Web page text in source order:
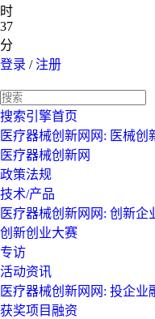
时
37
分
登录 /注册
搜索引擎首页
医疗器械创新网网: 医械创
医疗器械创新网
政策法规
技术/产品
医疗器械创新网网: 创新企
创新创业大赛
专访
活动资讯
医疗器械创新网网: 投企业
获奖项目融资